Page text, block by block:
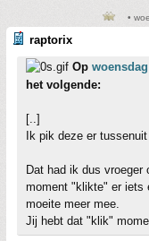
•
raptorix
Op
het volgende:
[..]
Ik pik deze er
Dat had ik dus vroeger
moment "klikte" er iets
moeite meer mee.
Jij hebt dat "klik"